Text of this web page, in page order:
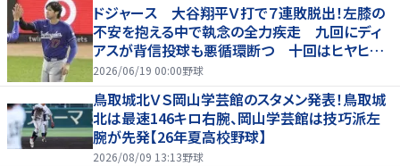
ドジャース 大谷翔平Ｖ打で７連敗脱出！左膝の
不安を抱える中で執念の全力疾走 九回にディ
アスが背信投球も悪循環断つ 十回はヒヤヒヤ
もリード守る
2026/06/19 00:00野球
鳥取城北ＶＳ岡山学芸館のスタメン発表！鳥取城
北は最速146キロ右腕、岡山学芸館は技巧派左
腕が先発【26年夏高校野球】
2026/08/09 13:13野球